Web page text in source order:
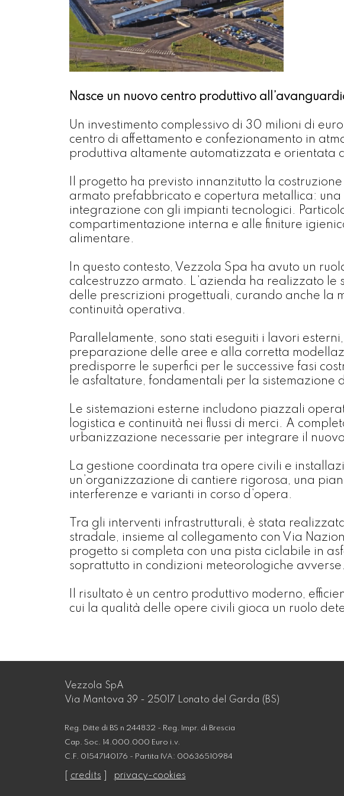
Nasce un nuovo centro produttivo
Un investimento complessivo di 30 milioni di
centro di affettamento e confezionamento in
produttiva altamente automatizzata e orientata
Il progetto ha previsto innanzitutto la
armato prefabbricato e copertura metallica:
integrazione con gli impianti tecnologici.
compartimentazione interna e alle finiture
alimentare.
In questo contesto, Vezzola Spa ha avuto un
calcestruzzo armato. L’azienda ha realizzato
delle prescrizioni progettuali, curando anche la
continuità operativa.
Parallelamente, sono stati eseguiti i lavori
preparazione delle aree e alla corretta
predisporre le superfici per le successive fasi
le asfaltature, fondamentali per la sistemazione
Le sistemazioni esterne includono piazzali
logistica e continuità nei flussi di merci. A
urbanizzazione necessarie per integrare il
La gestione coordinata tra opere civili e
un’organizzazione di cantiere rigorosa, una
interferenze e varianti in corso d’opera.
Tra gli interventi infrastrutturali, è stata
stradale, insieme al collegamento con Via
progetto si completa con una pista ciclabile in
soprattutto in condizioni meteorologiche avverse.
Il risultato è un centro produttivo moderno,
cui la qualità delle opere civili gioca un ruolo
Vezzola SpA
Via Mantova 39 - 25017 Lonato del Garda (BS)
Reg. Ditte di BS n 244832 - Reg. Impr. di Brescia
Cap. Soc. 14.000.000 Euro i.v.
C.F. 01547140176 - Partita IVA: 00636510984
credits privacy-cookies